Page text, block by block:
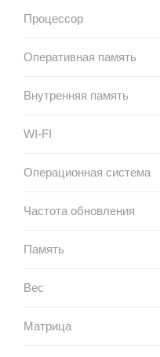
Процессор
Оперативная память
Внутренняя память
WI-FI
Операционная система
Частота обновления
Память
Вес
Матрица